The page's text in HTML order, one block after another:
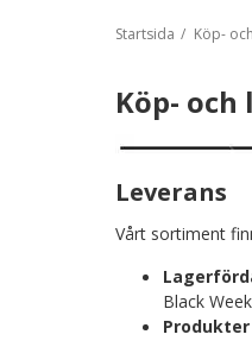
Startsida / Köp-
Köp-
Leverans
Vårt sortiment
Black